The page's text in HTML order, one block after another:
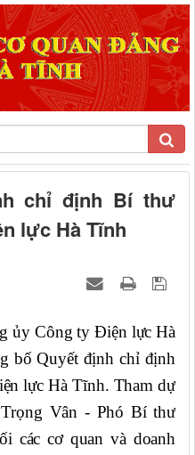
chỉ định Bí thư
lực Hà Tĩnh
ủy Công ty Điện lực Hà
bố Quyết định chỉ định
lực Hà Tĩnh. Tham dự
Vân - Phó Bí thư
các cơ quan và doanh